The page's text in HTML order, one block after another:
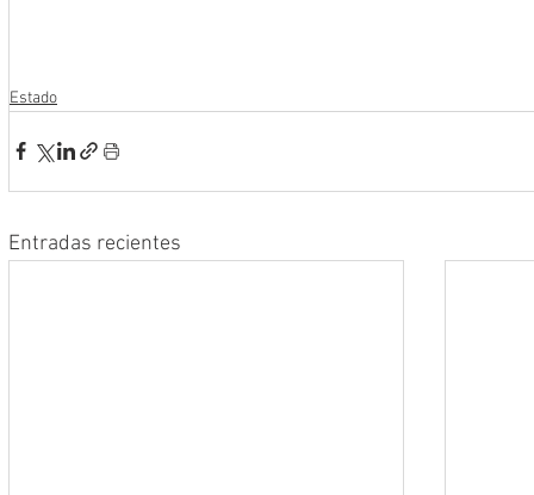
Estado
Entradas recientes